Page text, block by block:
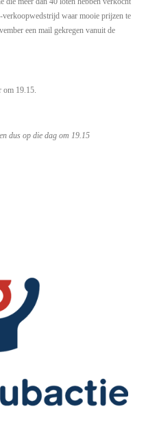
waar mooie prijzen te
een mail gekregen vanuit de
19.15.
dus op die dag om 19.15